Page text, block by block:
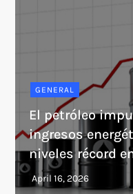
GENERAL
El petróleo
ingresos
niveles récord